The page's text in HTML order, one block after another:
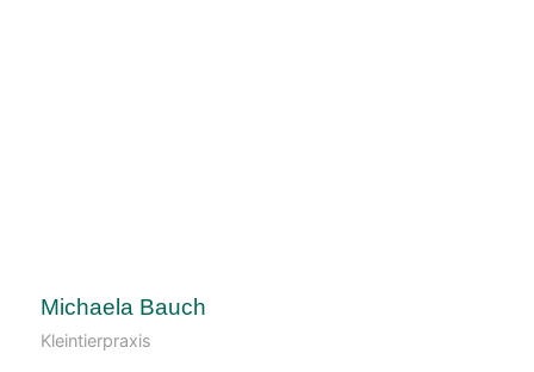
Michaela Bauch
Kleintierpraxis